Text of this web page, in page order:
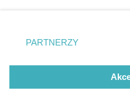
Strona korzysta z plików cookies w
wyrażasz zgodę na ich
prywatności.
znajdujący się w lewym
rodzaje przetwarzania
użytkownika, ale masz
przetwarzaniu. Preferencje
na tej witrynie.
PARTNERZY